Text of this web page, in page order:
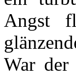
Angst
War der